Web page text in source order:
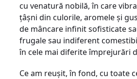
cu venatură nobilă, în care
ţâşni din culorile, aromele şi
de mâncare infinit sofisticate
frugale sau indiferent
în cele mai diferite împrejurări
Ce am reuşit, în fond, cu toate